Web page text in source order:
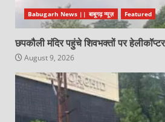
Babugarh News || बाबूगढ़ न्यूज़ Featured
छपकौली मंदिर पहुंचे शिवभक्तों पर हेलीकॉप्टर
August 9, 2026